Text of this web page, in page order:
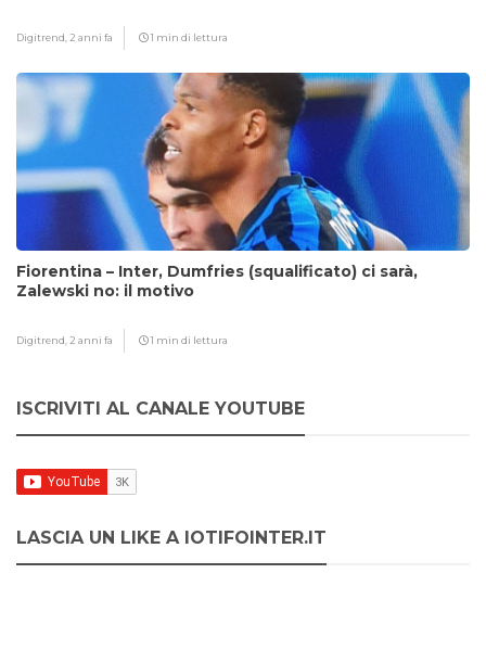
Digitrend, 2 anni fa 1 min di lettura
Fiorentina – Inter, Dumfries (squalificato) ci sarà,
Zalewski no: il motivo
Digitrend, 2 anni fa 1 min di lettura
ISCRIVITI AL CANALE YOUTUBE
LASCIA UN LIKE A IOTIFOINTER.IT